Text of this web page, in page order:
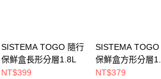
SISTEMA TOGO 隨行
保鮮盒長形分層1.8L
NT$399
SISTEMA TOGO
保鮮盒方形分層
NT$379